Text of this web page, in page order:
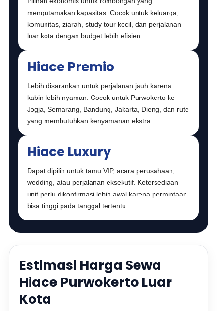
mengutamakan kapasitas. Cocok untuk keluarga,
komunitas, ziarah, study tour kecil, dan perjalanan
luar kota dengan budget lebih efisien.
Hiace Premio
Lebih disarankan untuk perjalanan jauh karena
kabin lebih nyaman. Cocok untuk Purwokerto ke
Jogja, Semarang, Bandung, Jakarta, Dieng, dan rute
yang membutuhkan kenyamanan ekstra.
Hiace Luxury
Dapat dipilih untuk tamu VIP, acara perusahaan,
wedding, atau perjalanan eksekutif. Ketersediaan
unit perlu dikonfirmasi lebih awal karena permintaan
bisa tinggi pada tanggal tertentu.
Estimasi Harga Sewa
Hiace Purwokerto Luar
Kota